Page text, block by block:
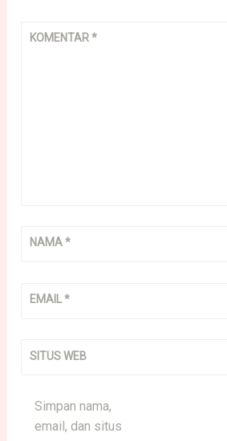
KOMENTAR*
NAMA*
EMAIL*
SITUS WEB
Simpan nama,
email, dan situs